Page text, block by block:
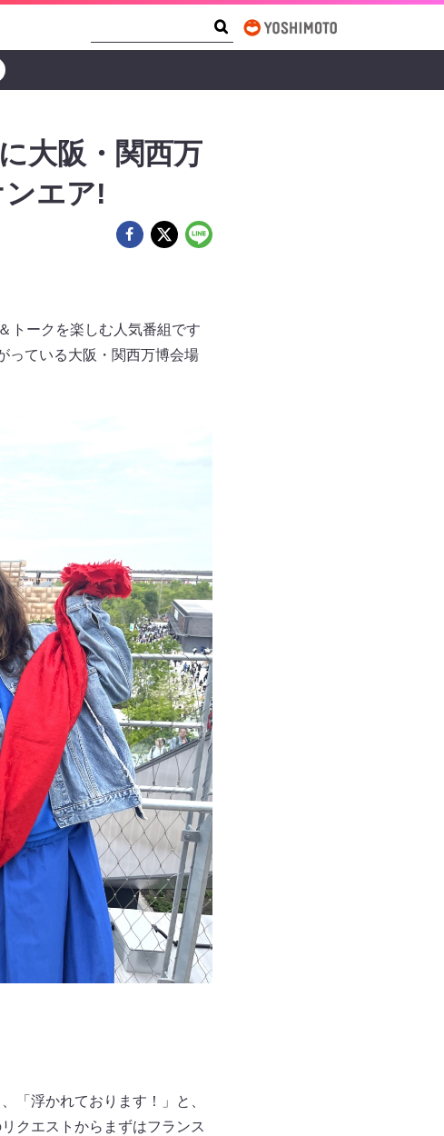
大阪・関西万
エア!
トークを楽しむ人気番組です
っている大阪・関西万博会場
「浮かれております！」と、
クエストからまずはフランス